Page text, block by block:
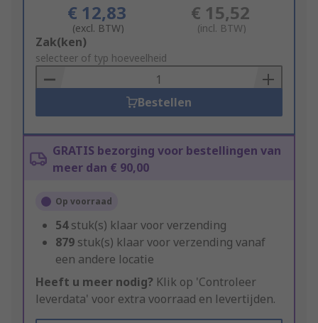
€ 12,83
(excl. BTW)
€ 15,52
(incl. BTW)
Add
to
Basket
Zak(ken)
selecteer of typ hoeveelheid
Bestellen
GRATIS bezorging voor bestellingen van
meer dan € 90,00
Op voorraad
54stuk(s) klaar voor verzending
879 stuk(s) klaar voor verzending vanaf
een andere locatie
Heeft u meer nodig? Klik op 'Controleer
leverdata' voor extra voorraad en levertijden.